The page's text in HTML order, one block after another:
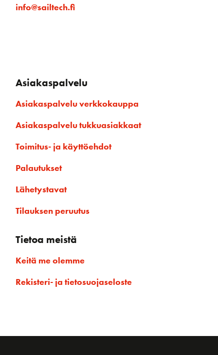
info@sailtech.fi
Asiakaspalvelu
Asiakaspalvelu verkkokauppa
Asiakaspalvelu tukkuasiakkaat
Toimitus- ja käyttöehdot
Palautukset
Lähetystavat
Tilauksen peruutus
Tietoa meistä
Keitä me olemme
Rekisteri- ja tietosuojaseloste